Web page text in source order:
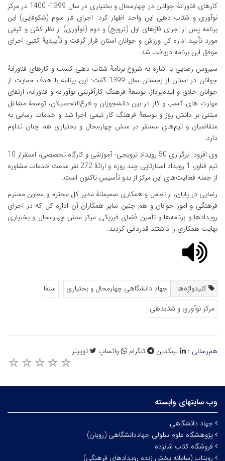
کارهای فناورانۀ جوانان در چهارمحال و بختیاری در سال 1399- 1400 در مرکز
نوآوری و شتاب دهی این واحد اظهار کرد: اجرای فاز سوم (شکوفایی) این
برنامه پس از اجرای فازهای اول (ترویج) و دوم (نوآوری) از نظر کمّی و کیفی
مورد تأیید اداره کل ورزش و جوانان استان قرار گرفت و تأییدیۀ کتبی اجرای
موفق این برنامه دریافت شد.
سیروس رضایی با اشاره به شروع برنامۀ شتاب دهی کسب و کارهای فناورانۀ
جوانان در استان از زمستان سال 1399 گفت: این برنامه با هدف حمایت از
جوانان خلاق و ایده‌پرداز، توسعۀ فرهنگ کارآفرینی نوآورانه و فناورانه، ارتقای
مهارت‌ های کسب و کار در بین دانشجویان و فارغ‌التحصیلان، توسعۀ مشاغل
مبتنی بر دانش روز و توسعۀ فرهنگ کار تیمی اجرا شد و خدمات رسانی به
متقاضیان و تیم‌های مستقر در منش چهارمحال و بختیاری هم چنان تداوم
دارد.
وی افزود: برگزاری 50 رویداد ترویجی- آموزشی و کارگاه تخصصی، استقرار 10
تیم فناور، 1 رویداد استارتاپی چند روزه و ارائۀ 272 نفر ساعت خدمات مشاوره
از جمله فعالیت‌های این مرکز از بدو تأسیس تاکنون است.
رضایی در پایان، از تعامل و همکاری صمیمانۀ مدیر کل محترم و معاون محترم
فرهنگی و امور جوانان و هم چنین سایر همکاران آن اداره کل که در اجرای
رویدادها و برنامه‌ها و تأمین فضای فیزیکی مرکز منش چهارمحال و بختیاری
نهایت همکاری را داشتند قدردانی کردند.
کلیدواژه‌ها: جهاد دانشگاهی چهارمحال و بختیاری
ستفا
مرکز نوآوری و شتابدهی
هم‌رسانی : لینکدین تلگرام واتساپ توییتر
وب سایتهای وابسته
جهاد دانشگاهی
پژوهشگاه علوم سلولی جهاددانشگاهی (رویان)
فروشگاه کتاب شانزده
رویتاب (سامانه پخش زنده رویدادهای فرهنگی)